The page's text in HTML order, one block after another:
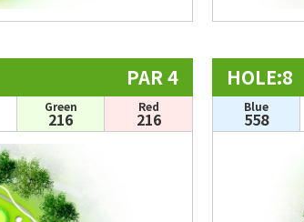
PAR 4
Green
216
Red
216
HOLE:8
Blue
558